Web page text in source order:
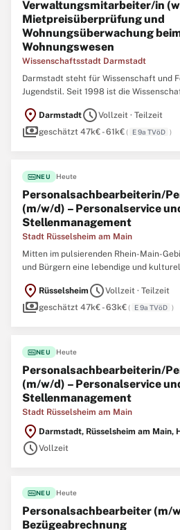
Verwaltungsmitarbeiter/in
Mietpreisüberprüfung und
Wohnungsüberwachung
Wohnungswesen
Wissenschaftsstadt Darmstadt
Darmstadt steht für Wissenschaft und
Jugendstil. Seit 1998 ist die
Zum 31. Dezember 2014 gab es in
location_on DarmstadtscheduleVollzeit · Teilzeit
paymentsgeschätzt 47k€ - 61k€( E 9a TVöD )
fiber_newNEU Heute
Personalsachbearbeiterin/
(m/w/d) – Personalservice
Stellenmanagement
Stadt Rüsselsheim am Main
Mitten im pulsierenden Rhein-Main-
und Bürgern eine lebendige und
mitzugestalten und innovative
morgen
location_on Rüsselsheim scheduleVollzeit · Teilzeit
paymentsgeschätzt 47k€ - 63k€( E 9a TVöD )
fiber_newNEU Heute
Personalsachbearbeiterin/
(m/w/d) – Personalservice
Stellenmanagement
Stadt Rüsselsheim am Main
location_on Darmstadt, Rüsselsheim am
scheduleVollzeit
fiber_newNEU Heute
Personalsachbearbeiter (m/
Bezügeabrechnung